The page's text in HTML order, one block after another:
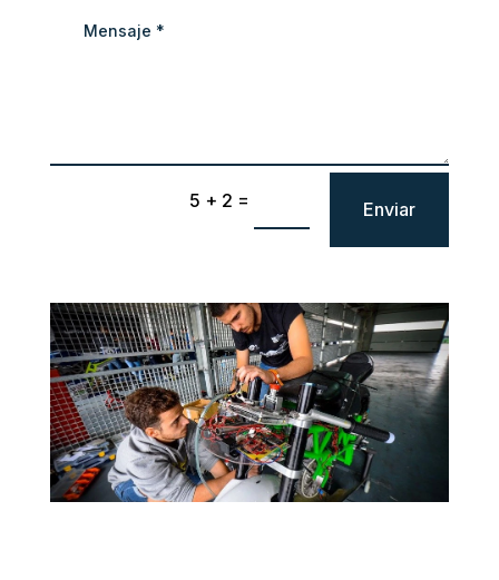
5 + 2 = Enviar